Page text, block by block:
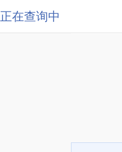
正在查询中